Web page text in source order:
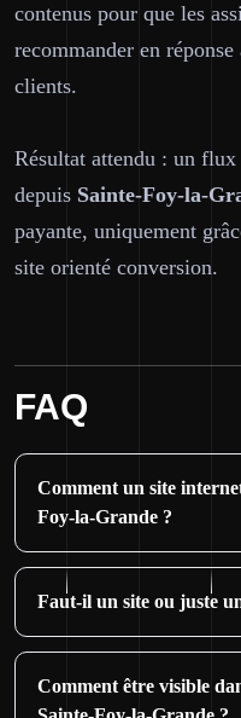
contenus pour que les
recommander en
clients.
Résultat attendu : un flux
depuis Sainte-Foy-la-
payante, uniquement
site orienté conversion.
FAQ
Comment un site
Foy-la-Grande ?
Faut-il un site ou juste
Comment être visible